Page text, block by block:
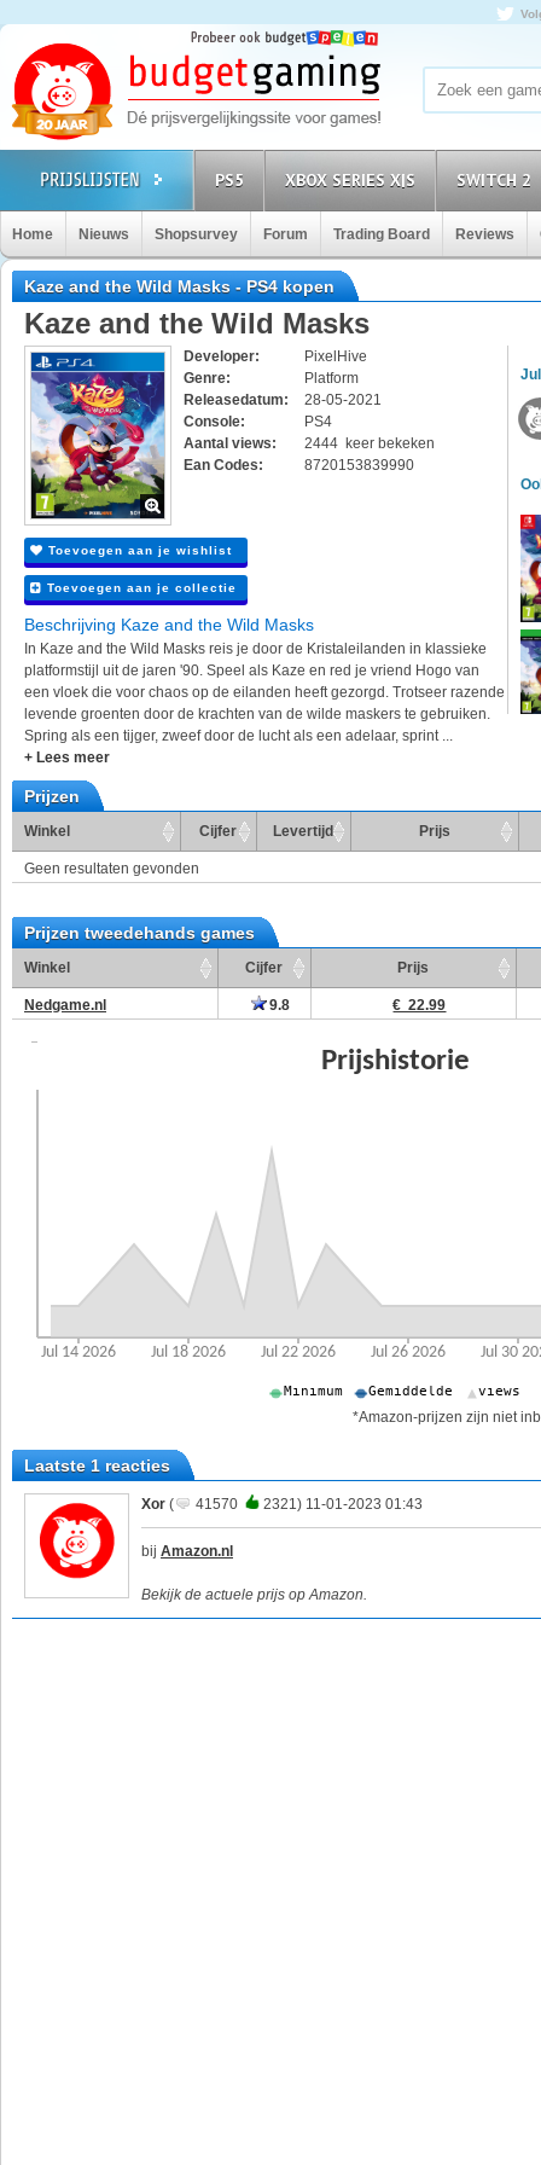
PS5 XBOX SERIES X|S SWITCH 2
Home Nieuws Shopsurvey Forum Trading Board Reviews
Kaze and the Wild Masks - PS4 kopen
Kaze and the Wild Masks
Developer:
PixelHive
Genre:
Platform
Releasedatum:
28-05-2021
Console:
PS4
Aantal views:
2444 keer bekeken
Ean Codes:
8720153839990
Toevoegen aan je wishlist
Toevoegen aan je collectie
Beschrijving Kaze and the Wild Masks
In Kaze and the Wild Masks reis je door de Kristaleilanden in klassieke
platformstijl uit de jaren '90. Speel als Kaze en red je vriend Hogo van
een vloek die voor chaos op de eilanden heeft gezorgd. Trotseer razende
levende groenten door de krachten van de wilde maskers te gebruiken.
Spring als een tijger, zweef door de lucht als een adelaar, sprint ...
+ Lees meer
Prijzen
Winkel Cijfer Levertijd Prijs
Geen resultaten gevonden
Prijzen tweedehands games
Winkel Cijfer Prijs
Nedgame.nl 9.8 € 22.99
*Amazon-prijzen zijn niet
Laatste 1 reacties
Xor ( 41570 2321) 11-01-2023 01:43
bij Amazon.nl
Bekijk de actuele prijs op Amazon.